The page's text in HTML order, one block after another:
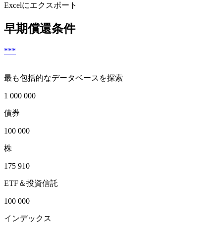
Excelにエクスポート
早期償還条件
***
最も包括的なデータベースを探索
1 000 000
債券
100 000
株
175 910
ETF＆投資信託
100 000
インデックス